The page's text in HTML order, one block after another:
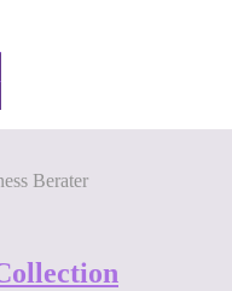
Berater